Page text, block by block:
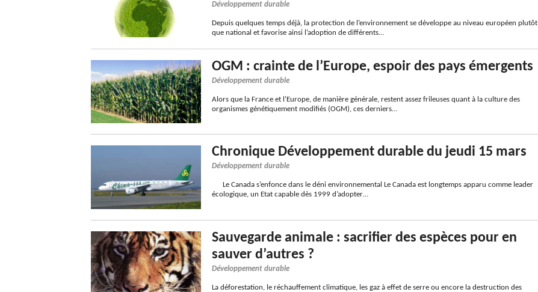
Développement durable
Depuis quelques temps déjà, la protection de l’environnement se développe au niveau européen plutôt
que national et favorise ainsi l’adoption de différents…
OGM : crainte de l’Europe, espoir des pays émergents
Développement durable
Alors que la France et l’Europe, de manière générale, restent assez frileuses quant à la culture des
organismes génétiquement modifiés (OGM), ces derniers…
Chronique Développement durable du jeudi 15 mars
Développement durable
Le Canada s’enfonce dans le déni environnemental Le Canada est longtemps apparu comme leader
écologique, un Etat capable dès 1999 d’adopter…
Sauvegarde animale : sacrifier des espèces pour en
sauver d’autres ?
Développement durable
La déforestation, le réchauffement climatique, les gaz à effet de serre ou encore la destruction des